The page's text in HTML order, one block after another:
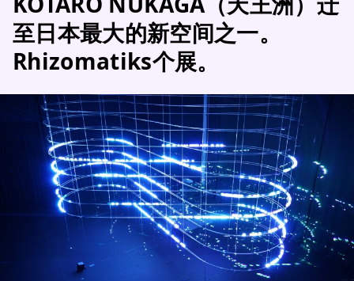
至日本最大的新空间之一。
Rhizomatiks个展。